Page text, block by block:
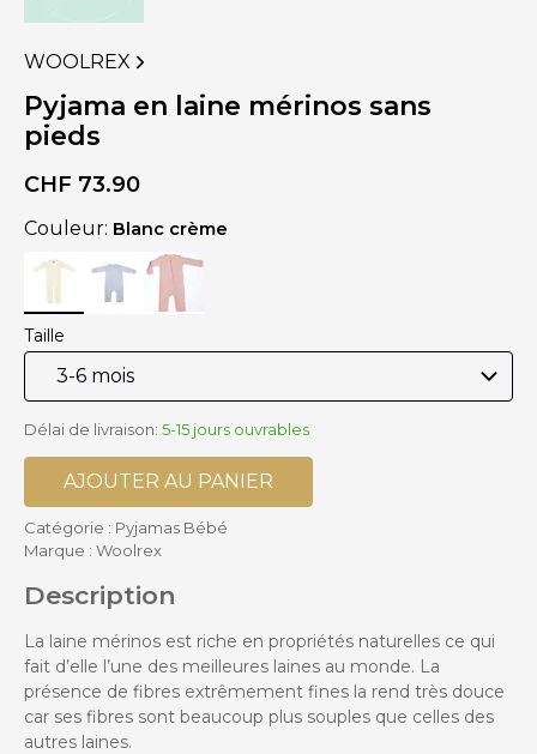
VOIR
PLUS
DE
PRODUITS
DE
WOOLREX
Pyjama en laine mérinos sans
pieds
CHF 73.90
Couleur: Blanc crème
Taille
Délai de livraison: 5-15 jours ouvrables
AJOUTER AU PANIER
Catégorie : Pyjamas Bébé
Marque : Woolrex
Description
La laine mérinos est riche en propriétés naturelles ce qui
fait d’elle l’une des meilleures laines au monde. La
présence de fibres extrêmement fines la rend très douce
car ses fibres sont beaucoup plus souples que celles des
autres laines.